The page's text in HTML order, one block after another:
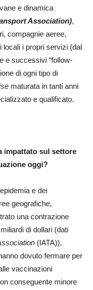
e dinamica
Association),
compagnie aeree,
locali i propri servizi (dal
e successivi “follow-
di ogni tipo di
maturata in tanti anni
e qualificato.
impattato sul settore
oggi?
e dei
geografiche,
una contrazione
di dollari (dati
(IATA)),
dovuto fermare per
vaccinazioni
conseguente minore